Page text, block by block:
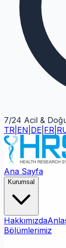
7/24 Acil &
TR EN DE FR
Ana Sayfa
Kurumsal
Hakkımızda
Bölümlerimiz